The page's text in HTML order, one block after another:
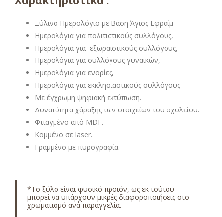
Ξύλινο Ημερολόγιο με Βάση Άγιος Εφραίμ
Ημερολόγια για πολιτιστικούς συλλόγους,
Ημερολόγια για εξωραϊστικούς συλλόγους,
Ημερολόγια για συλλόγους γυναικών,
Ημερολόγια για ενορίες,
Ημερολόγια για εκκλησιαστικούς συλλόγους
Με έγχρωμη ψηφιακή εκτύπωση.
Δυνατότητα χάραξης των στοιχείων του σχολείου.
Φτιαγμένο από MDF.
Κομμένο σε laser.
Γραμμένο με πυρογραφία.
*Το ξύλο είναι φυσικό προϊόν, ως εκ τούτου
μπορεί να υπάρχουν μικρές διαφοροποιήσεις στο
χρωματισμό ανά παραγγελία.